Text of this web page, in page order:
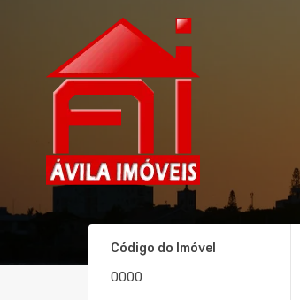
Código do Imóvel